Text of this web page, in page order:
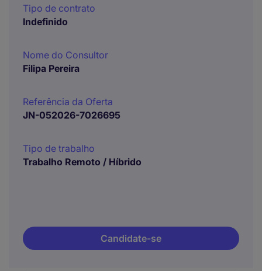
Tipo de contrato
Indefinido
Nome do Consultor
Filipa Pereira
Referência da Oferta
JN-052026-7026695
Tipo de trabalho
Trabalho Remoto / Híbrido
Candidate-se